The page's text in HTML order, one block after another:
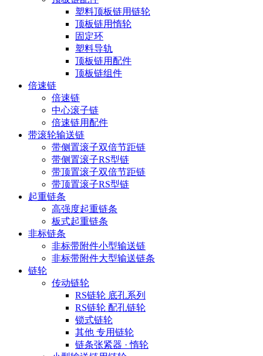
塑料顶板链用链轮
顶板链用惰轮
固定环
塑料导轨
顶板链用配件
顶板链组件
倍速链
倍速链
中心滚子链
倍速链用配件
带滚轮输送链
带侧置滚子双倍节距链
带侧置滚子RS型链
带顶置滚子双倍节距链
带顶置滚子RS型链
起重链条
高强度起重链条
板式起重链条
非标链条
非标带附件小型输送链
非标带附件大型输送链条
链轮
传动链轮
RS链轮 底孔系列
RS链轮 配孔链轮
锁式链轮
其他 专用链轮
链条张紧器 · 惰轮